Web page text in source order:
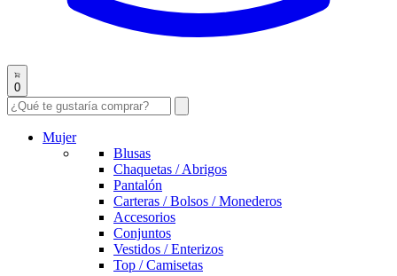
0
Mujer
Blusas
Chaquetas / Abrigos
Pantalón
Carteras / Bolsos / Monederos
Accesorios
Conjuntos
Vestidos / Enterizos
Top / Camisetas